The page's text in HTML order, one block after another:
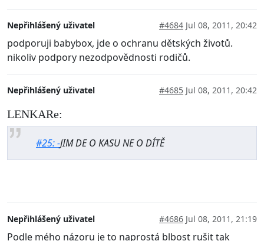
Nepřihlášený uživatel #4684 Jul 08, 2011, 20:42
podporuji babybox, jde o ochranu dětských životů.
nikoliv podpory nezodpovědnosti rodičů.
Nepřihlášený uživatel #4685 Jul 08, 2011, 20:42
LENKARe:
#25: -JIM DE O KASU NE O DÍTĚ
Nepřihlášený uživatel #4686 Jul 08, 2011, 21:19
Podle mého názoru je to naprostá blbost rušit tak